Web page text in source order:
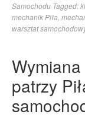
Samochodu Tagged:
mechanik Piła
warsztat
patrzy